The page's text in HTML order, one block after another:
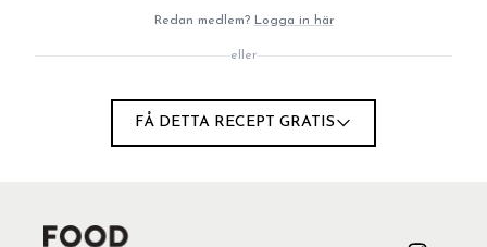
salt & svartpeppar
INSTRUKTIONER
2 Hacka lök och vitlök.
Redan medlem? Logga in här
eller
FÅ DETTA RECEPT GRATIS